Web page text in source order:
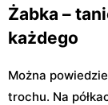
Żabka –
każdego
Można
trochu. Na